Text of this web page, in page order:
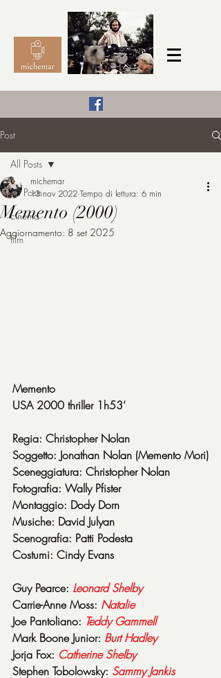
michemar
Post
All Posts
cinema
film
All Posts
Memento (2000)
michemar
13 nov 2022 Tempo di lettura: 6 min
Aggiornamento: 8 set 2025
Memento
USA 2000 thriller 1h53’
Regia: Christopher Nolan
Soggetto: Jonathan Nolan (Memento Mori)
Sceneggiatura: Christopher Nolan
Fotografia: Wally Pfister
Montaggio: Dody Dorn
Musiche: David Julyan
Scenografia: Patti Podesta
Costumi: Cindy Evans
Guy Pearce: Leonard Shelby
Carrie-Anne Moss: Natalie
Joe Pantoliano: Teddy Gammell
Mark Boone Junior: Burt Hadley
Jorja Fox: Catherine Shelby
Stephen Tobolowsky: Sammy Jankis